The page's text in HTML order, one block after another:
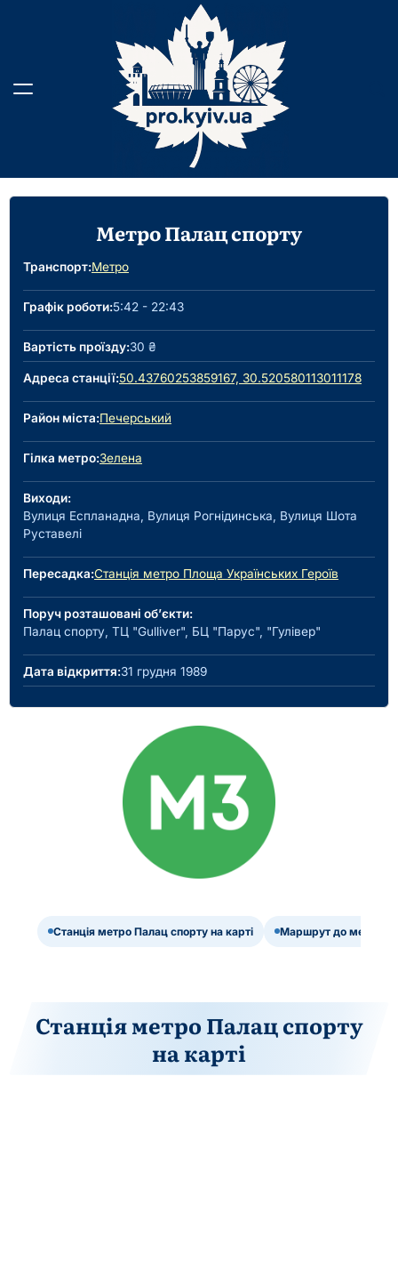
Метро Палац спорту
Транспорт:Метро
Графік роботи:5:42 - 22:43
Вартість проїзду:30 ₴
Адреса станції:50.43760253859167, 30.520580113011178
Район міста:Печерський
Гілка метро:Зелена
Виходи:
Вулиця Еспланадна, Вулиця Рогнідинська, Вулиця Шота
Руставелі
Пересадка:Станція метро Площа Українських Героїв
Поруч розташовані об’єкти:
Палац спорту, ТЦ "Gulliver", БЦ "Парус", "Гулівер"
Дата відкриття:31 грудня 1989
Станція метро Палац спорту на карті Маршрут до метро
Станція метро Палац спорту
на карті